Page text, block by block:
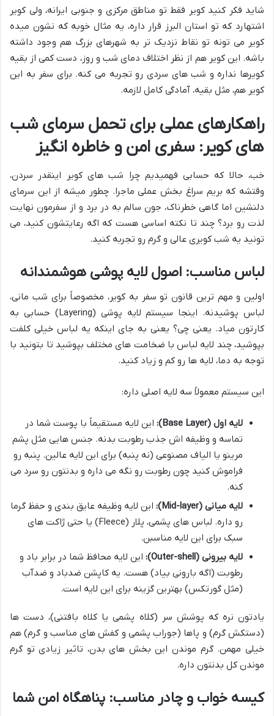
شاید فکر کنید کویر فقط تو مناطق مرکزی و جنوبی ایرانه، ولی کویر
اشتهارد که تو استان البرز قرار داره، یه مثال خوبه که نشون میده
کویر می تونه تو نقاط نزدیک تر به شهرهای بزرگ هم وجود داشته
باشه. این کویر هم از نظر اختلاف دمای شب و روز، دست کمی از بقیه
کویرها نداره و شب های سردی رو تجربه می کنه. برای سفر به این
کویر هم، مثل بقیه، آمادگی کامل لازمه.
راهکارهای عملی برای تحمل سرمای شب
های کویر: سفری امن و خاطره انگیز
خب، حالا که حسابی فهمیدیم چرا شب های کویر اینقدر سردن،
وقتشه که بریم سراغ بخش عملی ماجرا. چطور میشه از این سرمای
دلنشین اما گاهی خطرناک، جون سالم به در برد و از سفرمون نهایت
لذت رو برد؟ چند تا نکته اساسی هست که اگه رعایتشون کنید، می
تونید یه شب کویری عالی و گرم رو تجربه کنید.
لباس مناسب: اصول لایه پوشی هوشمندانه
اولین و مهم ترین قانون تو سفر به کویر، مخصوصاً برای شب مانی،
لباس پوشیدنه. اینجا سیستم لایه پوشی (Layering) حسابی به
کارتون میاد. یعنی چی؟ یعنی به جای اینکه یه لباس خیلی کلفت
بپوشید، چند لایه لباس با ضخامت های مختلف بپوشید تا بتونید با
توجه به دما، لایه ها رو کم و زیاد کنید.
این سیستم معمولاً سه لایه اصلی داره:
لایه اول (Base Layer):
این لایه مستقیماً با پوست شما در
تماسه و وظیفه اش جذب رطوبت بدنه. جنس هایی مثل پشم
مرینو یا الیاف مصنوعی (نه پنبه) برای این لایه عالین. پنبه رو
فراموش کنید چون رطوبت رو نگه می داره و بدنتون رو سرد می
کنه.
لایه میانی (Mid-layer):
این لایه وظیفه عایق بندی و حفظ گرما
رو داره. لباس های پشمی، پلار (Fleece) یا حتی ژاکت های
سبک برای این لایه مناسبن.
لایه بیرونی (Outer-shell):
این لایه محافظ شما در برابر باد و
رطوبت (اگه بارونی بیاد) هست. یه کاپشن ضدباد و ضدآب
(مثل گورتکس) بهترین گزینه برای این لایه است.
یادتون نره که پوشش سر (کلاه پشمی یا کلاه بافتنی)، دست ها
(دستکش گرم) و پاها (جوراب پشمی و کفش های مناسب و گرم) هم
خیلی مهمن. گرم موندن این بخش های بدن، تاثیر زیادی تو گرم
موندن کل بدنتون داره.
کیسه خواب و چادر مناسب: پناهگاه امن شما